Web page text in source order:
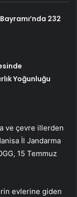
232
Yoğunluğu
ve çevre illerden
İl Jandarma
15 Temmuz
evlerine giden